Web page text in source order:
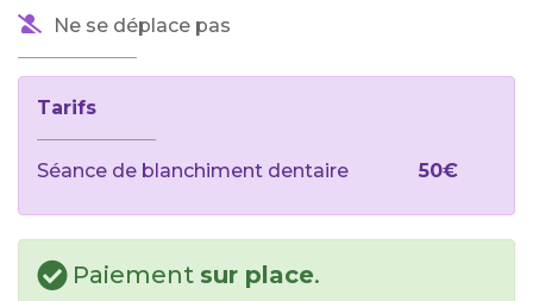
Ne se déplace pas
Tarifs
Séance de blanchiment dentaire 50€
Paiement sur place.